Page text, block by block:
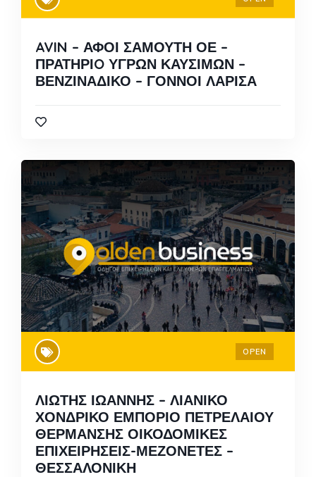
AVIN – ΑΦΟΙ ΣΑΜΟΥΤΗ ΟΕ –
ΠΡΑΤΗΡΙO ΥΓΡΩΝ ΚΑΥΣΙΜΩΝ –
ΒΕΝΖΙΝΑΔΙΚΟ – ΓΟΝΝΟΙ ΛΑΡΙΣΑ
OPEN
ΛΙΩΤΗΣ ΙΩΑΝΝΗΣ – ΛΙΑΝΙΚΟ
ΧΟΝΔΡΙΚΟ ΕΜΠΟΡΙΟ ΠΕΤΡΕΛΑΙΟΥ
ΘΕΡΜΑΝΣΗΣ ΟΙΚΟΔΟΜΙΚΕΣ
ΕΠΙΧΕΙΡΗΣΕΙΣ-ΜΕΖΟΝΕΤΕΣ –
ΘΕΣΣΑΛΟΝΙΚΗ